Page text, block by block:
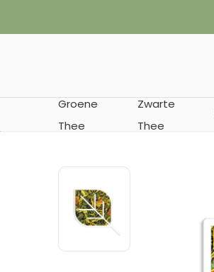
Groene
Thee
Zwarte
Thee